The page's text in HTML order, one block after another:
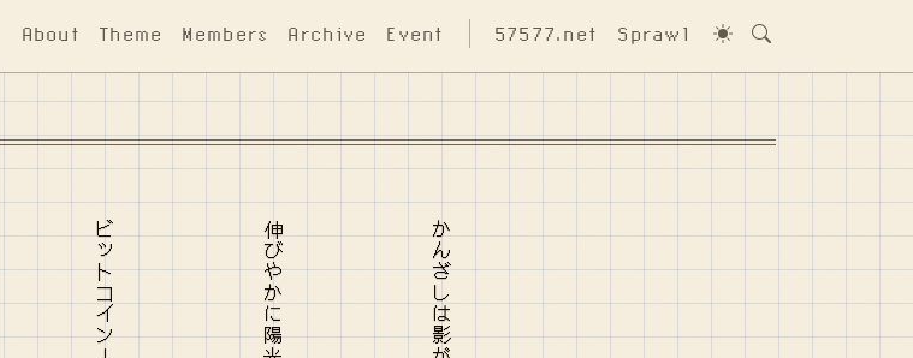
About Theme Members Archive Event 57577.net Sprawl